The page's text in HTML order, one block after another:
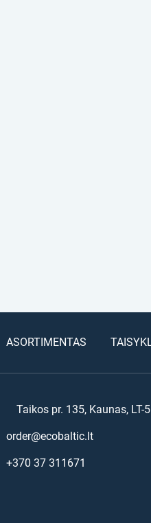
ASORTIMENTAS
Taikos pr. 135, Kaunas, LT-
order@ecobaltic.lt
+370 37 311671